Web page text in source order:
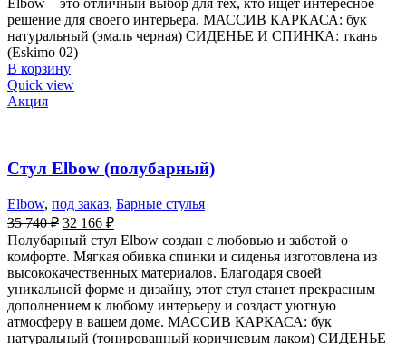
решение для своего интерьера. МАССИВ КАРКАСА: бук
натуральный (эмаль черная) СИДЕНЬЕ И СПИНКА: ткань
(Eskimo 02)
В корзину
Quick view
Акция
Стул Elbow (полубарный)
Elbow, под заказ, Барные стулья
35 740₽ 32 166 ₽
Полубарный стул Elbow создан с любовью и заботой о
комфорте. Мягкая обивка спинки и сиденья изготовлена из
высококачественных материалов. Благодаря своей
уникальной форме и дизайну, этот стул станет прекрасным
дополнением к любому интерьеру и создаст уютную
атмосферу в вашем доме. МАССИВ КАРКАСА: бук
натуральный (тонированный коричневым лаком) СИДЕНЬЕ